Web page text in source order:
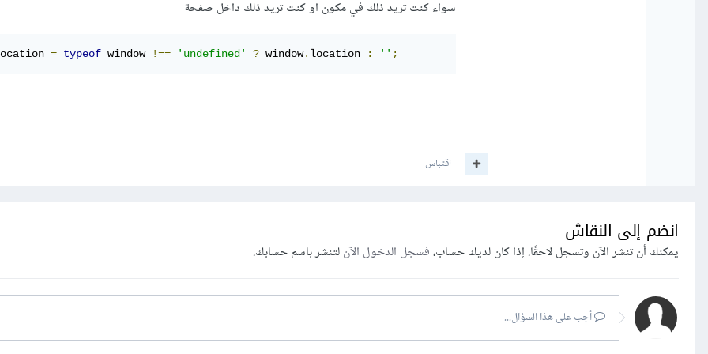
سواء كنت تريد ذلك في مكون او كنت تريد ذلك داخل صفحة
= typeof window !== 'undefined' ? window. location : '' ;
اقتباس
انضم إلى النقاش
يمكنك أن تنشر الآن وتسجل لاحقًا. إذا كان لديك حساب،فسجل الدخول الآنلتنشر باسم حسابك.
أجب على هذا السؤال...